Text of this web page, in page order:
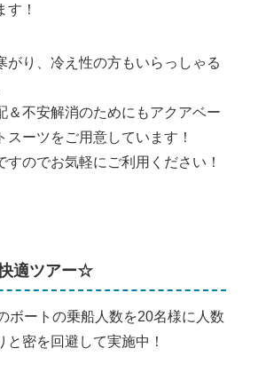
す！
がり、冷え性の方もいらっしゃる
＆不安解消のためにもアクアベー
スーツをご用意しています！
すのでお気軽にご利用ください！
適ツアー☆
ボートの乗船人数を20名様に人数
と密を回避して実施中！